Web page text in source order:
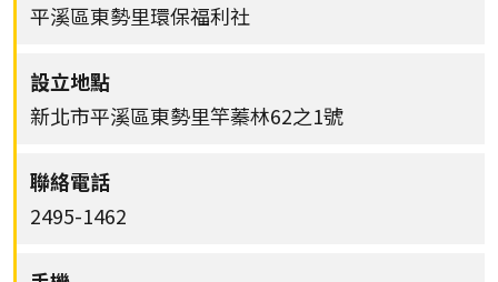
平溪區東勢里環保福利社
新北市平溪區東勢里竿蓁林62之1號
2495-1462